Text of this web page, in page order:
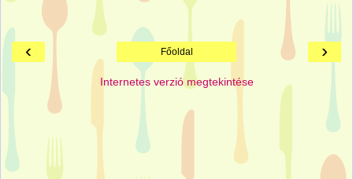
‹ ›
Főoldal
Internetes verzió megtekintése